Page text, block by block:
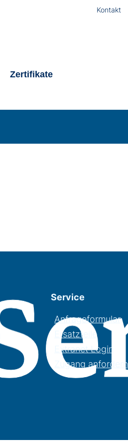
Kontakt
Zertifikate
Service
Anfrageformular
Ersatzteile
Extranet Login
Zugang anfordern